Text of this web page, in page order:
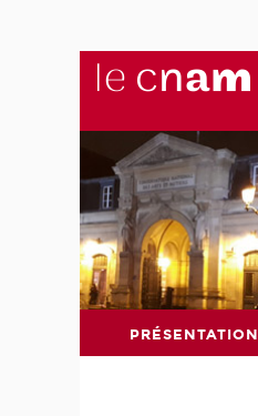
PRÉSENTATION